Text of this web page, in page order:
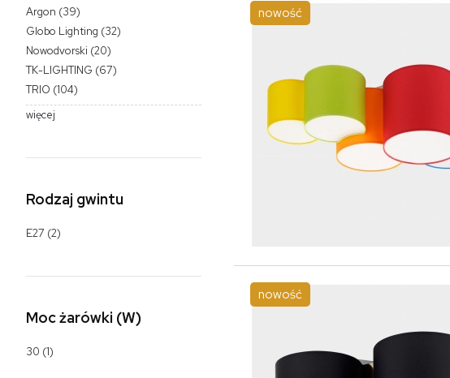
Argon (39)
Globo Lighting (32)
Nowodvorski (20)
TK-LIGHTING (67)
TRIO (104)
więcej
Rodzaj gwintu
E27 (2)
Moc żarówki (W)
30 (1)
nowość
nowość